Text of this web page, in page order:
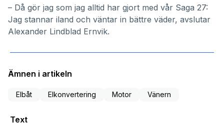
– Då gör jag som jag alltid har gjort med vår Saga 27:
Jag stannar iland och väntar in bättre väder, avslutar
Alexander Lindblad Ernvik.
Ämnen i artikeln
Elbåt Elkonvertering Motor Vänern
Text